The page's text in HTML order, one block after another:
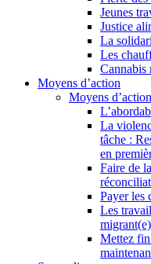
Jeunes
Justice
La
Les
Cannabis
Moyens d’action
Moyens d’action
La
tâche :
en
Faire de
Payer les
Les
Mettez